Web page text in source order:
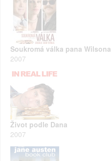
Soukromá válka pana Wilsona
2007
Život podle Dana
2007